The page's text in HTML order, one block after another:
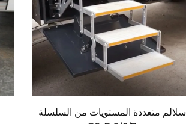
سلالم متعددة المستويات من السلسلة